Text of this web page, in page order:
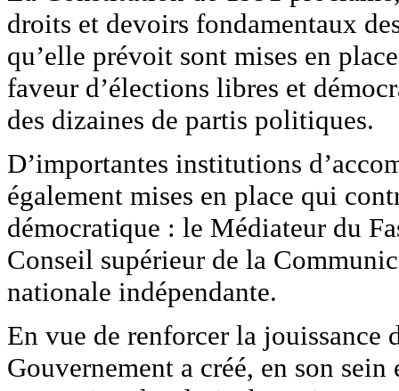
droits et devoirs fondamentaux
qu’elle prévoit sont mises en
faveur d’élections libres et
des dizaines de partis politiques.
D’importantes institutions
également mises en place qui
démocratique : le Médiateur du
Conseil supérieur de la
nationale indépendante.
En vue de renforcer la
Gouvernement a créé, en son